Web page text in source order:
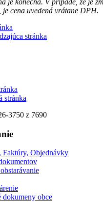
cena uvedená vrátane DPH.
stránka
stránka
-3750 z 7690
Faktúry, Objednávky
dokumeny obce